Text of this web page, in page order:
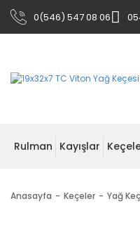
0(546) 547 08 06
Rulman Kayışlar
Anasayfa Keçeler Yağ